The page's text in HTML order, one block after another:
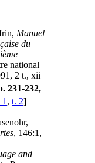
Manuel
du
national
2 t., xii
231-232,
1, t. 2]
, 146:1,
and